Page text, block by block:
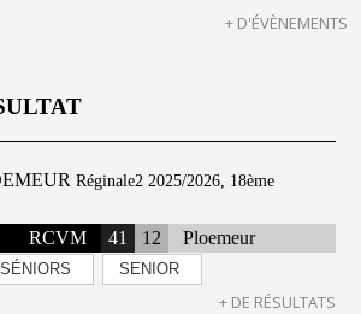
+ D'ÉVÈNEMENTS
Réginale2 2025/2026, 18ème
RCVM 41 12 Ploemeur
SÉNIORS SENIOR
+ DE RÉSULTATS